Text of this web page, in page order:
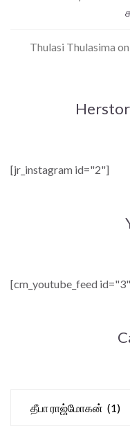
Thulasi Thulasima on
[jr_instagram id="2"]
[cm_youtube_feed